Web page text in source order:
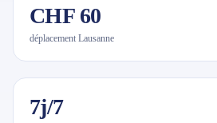
CHF 60
déplacement Lausanne
7j/7